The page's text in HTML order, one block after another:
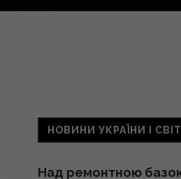
НОВИНИ УКРАЇНИ І
Над ремонтною